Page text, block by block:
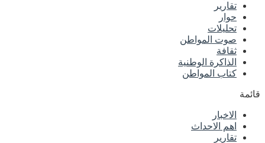
تقارير
حوار
تحليلات
صوت المواطن
ثقافة
الذاكرة الوطنية
كتاب المواطن
قائمة
الاخبار
اهم الاحداث
تقارير